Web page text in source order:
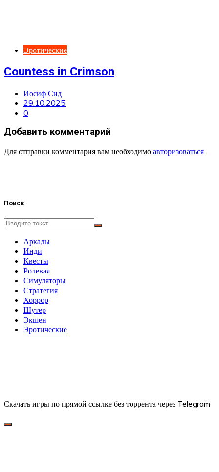
Эротические
Countess in Crimson
Иосиф Сид
29.10.2025
0
Добавить комментарий
Для отправки комментария вам необходимо авторизоваться.
Поиск
Аркады
Инди
Квесты
Ролевая
Симуляторы
Стратегия
Хоррор
Шутер
Экшен
Эротические
Скачать игры по прямой ссылке без торрента через Telegram